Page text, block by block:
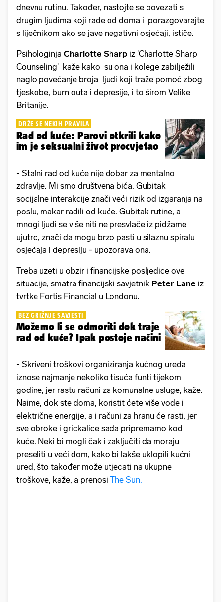
dnevnu rutinu. Također, nastojte se povezati s
drugim ljudima koji rade od doma i porazgovarajte
s liječnikom ako se jave negativni osjećaji, ističe.
Psihologinja Charlotte Sharp iz 'Charlotte Sharp
Counseling' kaže kako su ona i kolege zabilježili
naglo povećanje broja ljudi koji traže pomoć zbog
tjeskobe, burn outa i depresije, i to širom Velike
Britanije.
DRŽE SE NEKIH PRAVILA
Rad od kuće: Parovi otkrili kako
im je seksualni život procvjetao
- Stalni rad od kuće nije dobar za mentalno
zdravlje. Mi smo društvena bića. Gubitak
socijalne interakcije znači veći rizik od izgaranja na
poslu, makar radili od kuće. Gubitak rutine, a
mnogi ljudi se više niti ne presvlače iz pidžame
ujutro, znači da mogu brzo pasti u silaznu spiralu
osjećaja i depresiju - upozorava ona.
Treba uzeti u obzir i financijske posljedice ove
situacije, smatra financijski savjetnik Peter Lane iz
tvrtke Fortis Financial u Londonu.
BEZ GRIŽNJE SAVJESTI
Možemo li se odmoriti dok traje
rad od kuće? Ipak postoje načini
- Skriveni troškovi organiziranja kućnog ureda
iznose najmanje nekoliko tisuća funti tijekom
godine, jer rastu računi za komunalne usluge, kaže.
Naime, dok ste doma, koristit ćete više vode i
električne energije, a i računi za hranu će rasti, jer
sve obroke i grickalice sada pripremamo kod
kuće. Neki bi mogli čak i zaključiti da moraju
preseliti u veći dom, kako bi lakše uklopili kućni
ured, što također može utjecati na ukupne
troškove, kaže, a prenosi The Sun.